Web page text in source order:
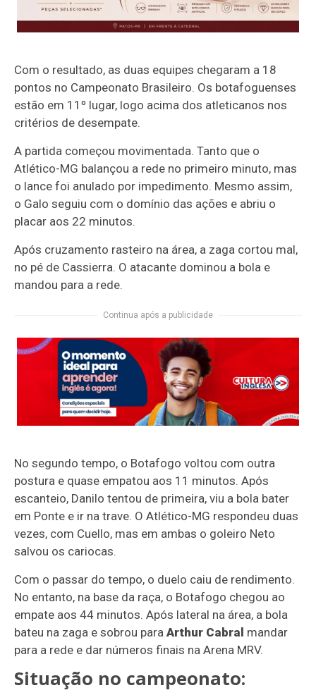
Com o resultado, as duas equipes chegaram a 18
pontos no Campeonato Brasileiro. Os botafoguenses
estão em 11º lugar, logo acima dos atleticanos nos
critérios de desempate.
A partida começou movimentada. Tanto que o
Atlético-MG balançou a rede no primeiro minuto, mas
o lance foi anulado por impedimento. Mesmo assim,
o Galo seguiu com o domínio das ações e abriu o
placar aos 22 minutos.
Após cruzamento rasteiro na área, a zaga cortou mal,
no pé de Cassierra. O atacante dominou a bola e
mandou para a rede.
Continua após a publicidade
No segundo tempo, o Botafogo voltou com outra
postura e quase empatou aos 11 minutos. Após
escanteio, Danilo tentou de primeira, viu a bola bater
em Ponte e ir na trave. O Atlético-MG respondeu duas
vezes, com Cuello, mas em ambas o goleiro Neto
salvou os cariocas.
Com o passar do tempo, o duelo caiu de rendimento.
No entanto, na base da raça, o Botafogo chegou ao
empate aos 44 minutos. Após lateral na área, a bola
bateu na zaga e sobrou paraArthur Cabral mandar
para a rede e dar números finais na Arena MRV.
Situação no campeonato: